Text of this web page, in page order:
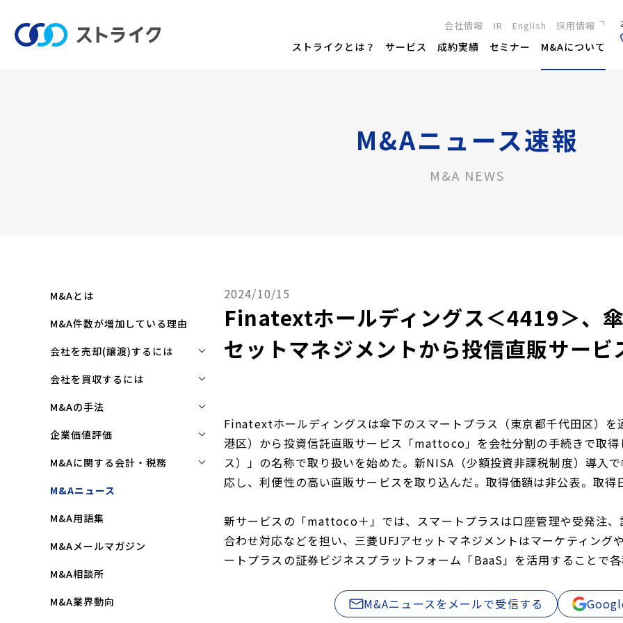
会社情報 IR English 採用情報
新卒採用
キャリア採用
ストライクとは？ サービス 成約実績 セミナー M&Aについて
M&Aニュース速報
M&A NEWS
M&Aとは
M&A件数が増加している理由
会社を売却(譲渡)するには
会社を売却(譲渡)するには
M&Aで売れる会社の条件とは
M&Aで買い手はここを見る
会社を買収するには
会社を買収するには
企業買収を成功させるポイント
買収監査(デューディリジェン
ス)とは
クロージングと引継ぎ
企業買収の流れと手順
M&Aの手法
株式譲渡
第三者割当増資
資本業務提携
企業価値評価
企業価値評価(バリュエーショ
企業評価と売買価格の違い
中小企業M&Aにおける企業価値
ン)の算定方法
純資産法(コストアプローチ)
M&Aに関する会計・税務
株式譲渡にかかる税金(個人・
事業譲渡にかかる税金(個人・
法人)
M&Aにおける節税(役職退職金
スキーム)
赤字・債務超過会社の買収制限
M&Aニュース
M&A用語集
M&Aメールマガジン
M&A相談所
M&A業界動向
2024/10/15
Finatextホールディングス＜4419＞、
セットマネジメントから投信直販サービ
Finatextホールディングスは傘下のスマートプラス（東京都千代田区）
港区）から投資信託直販サービス「mattoco」を会社分割の手続きで取
ス）」の名称で取り扱いを始めた。新NISA（少額投資非課税制度）導入
応し、利便性の高い直販サービスを取り込んだ。取得価額は非公表。取
新サービスの「mattoco＋」では、スマートプラスは口座管理や受発注
合わせ対応などを担い、三菱UFJアセットマネジメントはマーケティン
ートプラスの証券ビジネスプラットフォーム「BaaS」を活用することで
M&Aニュースをメールで受信する